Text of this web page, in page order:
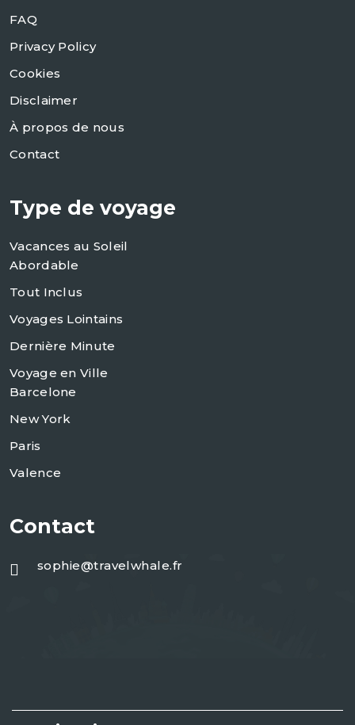
FAQ
Privacy Policy
Cookies
Disclaimer
À propos de nous
Contact
Type de voyage
Vacances au Soleil
Abordable
Tout Inclus
Voyages Lointains
Dernière Minute
Voyage en Ville
Barcelone
New York
Paris
Valence
Contact
sophie@travelwhale.fr